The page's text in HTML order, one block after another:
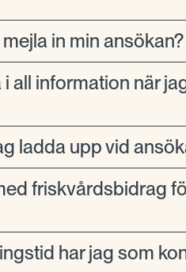
in min ansökan?
all information när
ladda upp vid
friskvårdsbidrag
har jag som